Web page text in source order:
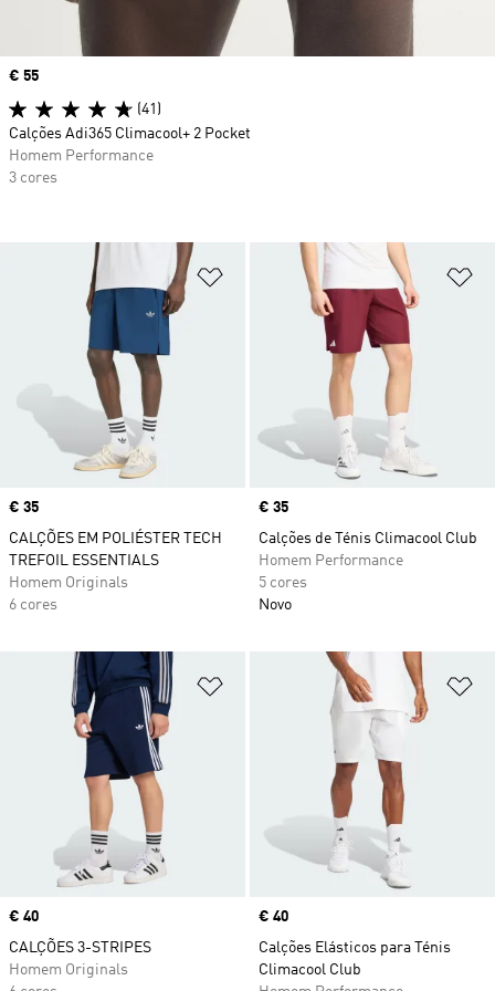
Adicionar à Lista de Desejos
Price
€ 35
CALÇÕES EM POLIÉSTER TECH
TREFOIL ESSENTIALS
Homem Originals
6 cores
Price
€ 35
Calções de Ténis Climacool Club
Homem Performance
5 cores
Novo
Adicionar à Lista de Desejos
Price
€ 40
CALÇÕES 3-STRIPES
Homem Originals
Price
€ 40
Calções Elásticos para Ténis
Climacool Club
Price
€ 55
(41)
Calções Adi365 Climacool+ 2 Pocket
Homem Performance
3 cores